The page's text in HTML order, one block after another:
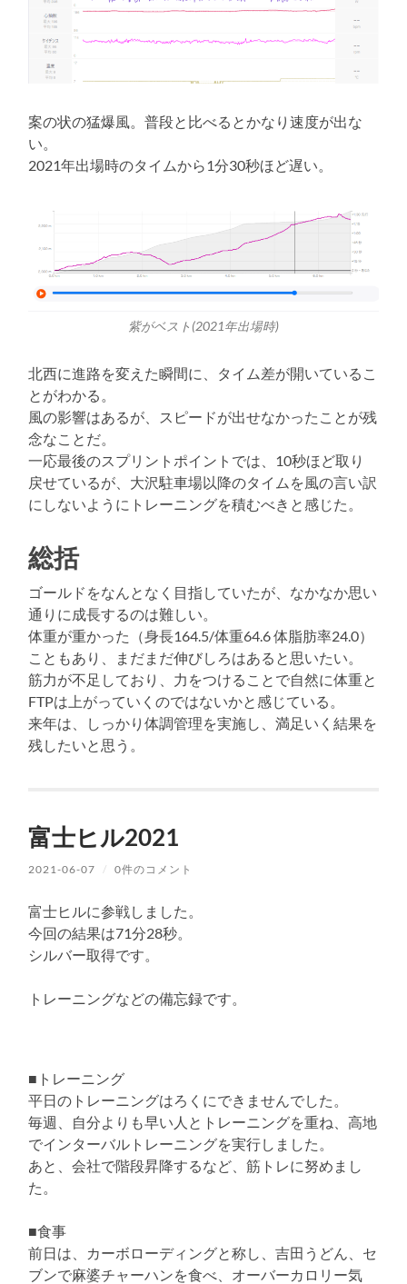
案の状の猛爆風。普段と比べるとかなり速度が出な
い。
2021年出場時のタイムから1分30秒ほど遅い。
紫がベスト(2021年出場時)
北西に進路を変えた瞬間に、タイム差が開いているこ
とがわかる。
風の影響はあるが、スピードが出せなかったことが残
念なことだ。
一応最後のスプリントポイントでは、10秒ほど取り
戻せているが、大沢駐車場以降のタイムを風の言い訳
にしないようにトレーニングを積むべきと感じた。
総括
ゴールドをなんとなく目指していたが、なかなか思い
通りに成長するのは難しい。
体重が重かった（身長164.5/体重64.6 体脂肪率24.0）
こともあり、まだまだ伸びしろはあると思いたい。
筋力が不足しており、力をつけることで自然に体重と
FTPは上がっていくのではないかと感じている。
来年は、しっかり体調管理を実施し、満足いく結果を
残したいと思う。
富士ヒル2021
2021-06-07 / 0件のコメント
富士ヒルに参戦しました。
今回の結果は71分28秒。
シルバー取得です。
トレーニングなどの備忘録です。
■トレーニング
平日のトレーニングはろくにできませんでした。
毎週、自分よりも早い人とトレーニングを重ね、高地
でインターバルトレーニングを実行しました。
あと、会社で階段昇降するなど、筋トレに努めまし
た。
■食事
前日は、カーボローディングと称し、吉田うどん、セ
ブンで麻婆チャーハンを食べ、オーバーカロリー気